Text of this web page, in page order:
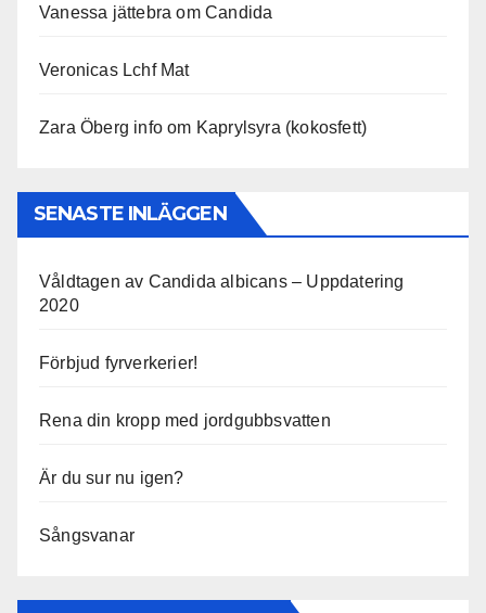
Vanessa jättebra om Candida
Veronicas Lchf Mat
Zara Öberg info om Kaprylsyra (kokosfett)
SENASTE INLÄGGEN
Våldtagen av Candida albicans – Uppdatering
2020
Förbjud fyrverkerier!
Rena din kropp med jordgubbsvatten
Är du sur nu igen?
Sångsvanar